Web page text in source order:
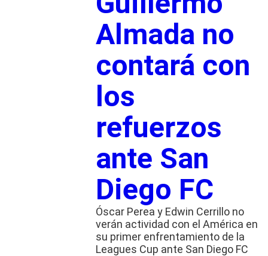
Almada no
contará con
los
refuerzos
ante San
Diego FC
Óscar Perea y Edwin Cerrillo no
verán actividad con el América en
su primer enfrentamiento de la
Leagues Cup ante San Diego FC